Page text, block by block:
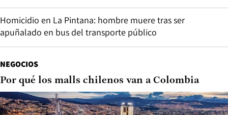
Homicidio en La Pintana: hombre muere tras ser
apuñalado en bus del transporte público
NEGOCIOS
Por qué los malls chilenos van a Colombia